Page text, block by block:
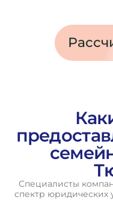
Специалисты
спектр юридических